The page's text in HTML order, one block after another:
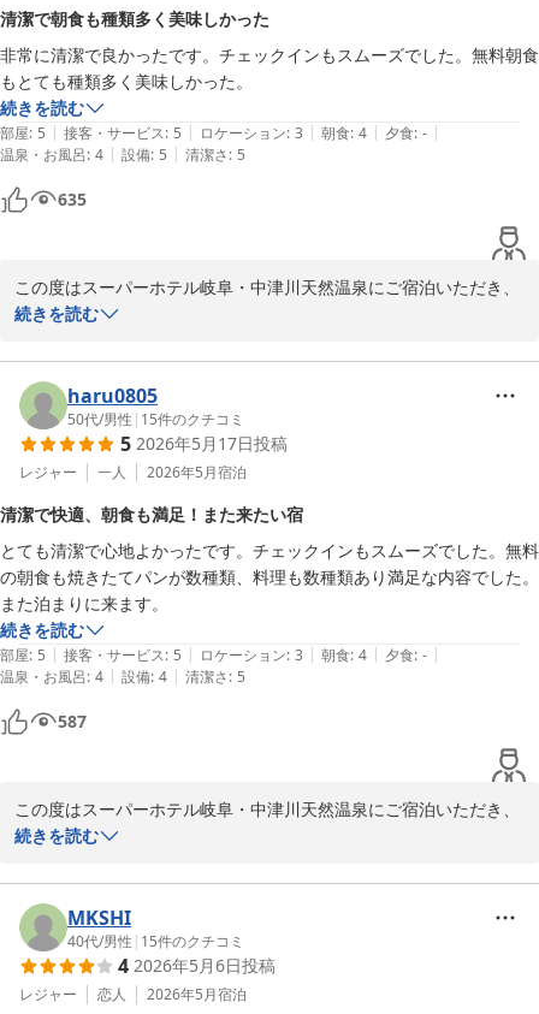
し訳ございませんでした。
そして何より、「また3か月後に行きます」とのお言葉をいただけ
ましたことを大変嬉しく思っております。次回もご家族皆様に快適
にお過ごしいただけるよう、スタッフ一同心を込めてお迎えいたし
ます。
3か月後のお帰りを、心よりお待ちしております。
この度はご宿泊ならびに貴重なご意見をお寄せいただき、誠にあり
がとうございました。
スーパーホテル岐阜・中津川天然温泉（２０２５年１２月１８日オ
2026-06-04
清潔で朝食も種類多く美味しかった
非常に清潔で良かったです。チェックインもスムーズでした。無料朝食
もとても種類多く美味しかった。
続きを読む
部屋: 5 | 接客・サービス: 5 | ロケーション: 3 | 朝食: 4 | 夕食: - |
温泉・お風呂: 4 | 設備: 5 | 清潔さ: 5
635
この度はスーパーホテル岐阜・中津川天然温泉にご宿泊いただき、
誠にありがとうございます。
また、ご滞在のご感想をお寄せいただき、心より感謝申し上げま
す。
館内の清潔さについて「非常に清潔で良かった」とのお言葉を頂戴
し、大変嬉しく存じます。お客様に安心して快適にお過ごしいただ
なお声はスタッフ一同の励みになります。
また、チェックインもスムーズにご利用いただけたとのこと、安心
いたしました。
無料健康朝食につきましても、ご満足いただけたようで何よりでご
ざいます。毎朝焼き上げる焼きたてパンやこだわりのオリジナルカ
レーをはじめ、健康を意識したさまざまなメニューをご用意してお
ります。美味しくお召し上がりいただけたとのお言葉を大変嬉しく
これからも清潔で快適な空間と、充実したサービスをご提供できる
よう努めてまいります。
スタッフ一同、心よりお待ちしております。
この度はご宿泊ならびにご投稿いただき、誠にありがとうございま
した。
続きを読む
haru0805
50代/男性 | 15件のクチコミ
5 2026年5月17日投稿
レジャー 一人 2026年5月宿泊
清潔で快適、朝食も満足！また来たい宿
とても清潔で心地よかったです。チェックインもスムーズでした。無料
の朝食も焼きたてパンが数種類、料理も数種類あり満足な内容でした。
また泊まりに来ます。
続きを読む
部屋: 5 | 接客・サービス: 5 | ロケーション: 3 | 朝食: 4 | 夕食: - |
温泉・お風呂: 4 | 設備: 4 | 清潔さ: 5
587
この度はスーパーホテル岐阜・中津川天然温泉にご宿泊いただき、
誠にありがとうございます。
また、嬉しいご感想をお寄せいただき、心より感謝申し上げます。
「とても清潔で心地よかった」とのお言葉を頂戴し、大変光栄に存
じます。お客様に安心して快適にお過ごしいただけるよう、館内の
清潔維持に努めておりますので、このようなお言葉はスタッフ一同
続きを読む
MKSHI
40代/男性 | 15件のクチコミ
4 2026年5月6日投稿
レジャー 恋人 2026年5月宿泊